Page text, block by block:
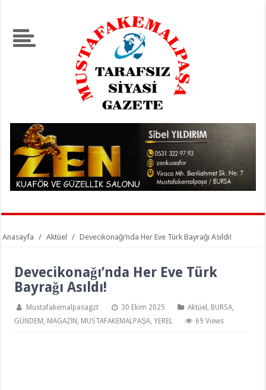
Anasayfa / Aktüel / Devecikonağı’nda Her Eve Türk Bayrağı Asıldı!
Devecikonağı’nda Her Eve Türk
Bayrağı Asıldı!
Mustafakemalpasagzt 30 Ekim 2025 Aktüel BURSA,
GÜNDEM MAGAZİN MUSTAFAKEMALPAŞA ,YEREL 69 Views